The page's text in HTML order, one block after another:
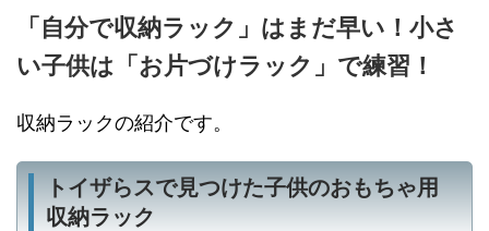
「自分で収納ラック」はまだ早い！小さ
い子供は「お片づけラック」で練習！
収納ラックの紹介です。
トイザらスで見つけた子供のおもちゃ用
収納ラック